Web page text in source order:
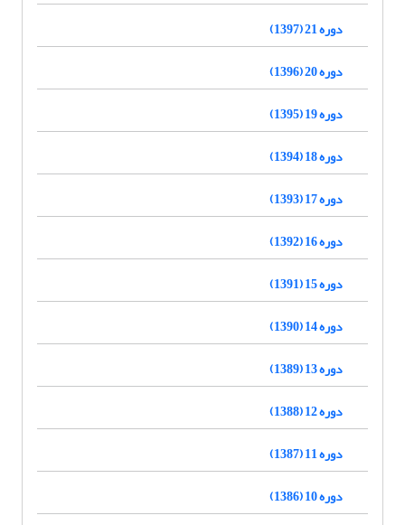
دوره 21 (1397)
دوره 20 (1396)
دوره 19 (1395)
دوره 18 (1394)
دوره 17 (1393)
دوره 16 (1392)
دوره 15 (1391)
دوره 14 (1390)
دوره 13 (1389)
دوره 12 (1388)
دوره 11 (1387)
دوره 10 (1386)